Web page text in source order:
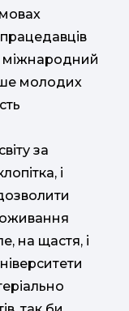
міжнародний
молодих
за
і
на щастя, і